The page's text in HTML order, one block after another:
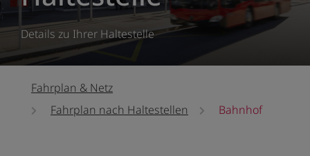
Details zu Ihrer Haltestelle
Fahrplan & Netz
Fahrplan nach Haltestellen
Bahnhof